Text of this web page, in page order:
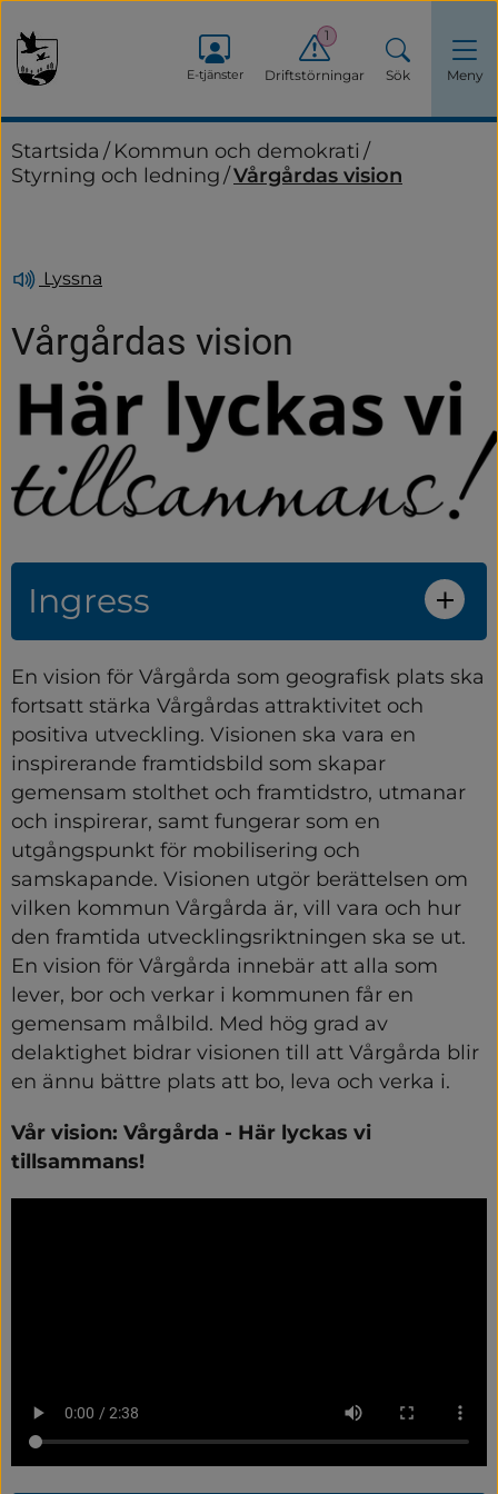
E-tjänster Driftstörningar
1
Sök Meny
Startsida / Kommun och demokrati/
Styrning och ledning/Vårgårdas vision
Lyssna
Vårgårdas vision
Ingress
En vision för Vårgårda som geografisk plats ska
fortsatt stärka Vårgårdas attraktivitet och
positiva utveckling. Visionen ska vara en
inspirerande framtidsbild som skapar
gemensam stolthet och framtidstro, utmanar
och inspirerar, samt fungerar som en
utgångspunkt för mobilisering och
samskapande. Visionen utgör berättelsen om
vilken kommun Vårgårda är, vill vara och hur
den framtida utvecklingsriktningen ska se ut.
En vision för Vårgårda innebär att alla som
lever, bor och verkar i kommunen får en
gemensam målbild. Med hög grad av
delaktighet bidrar visionen till att Vårgårda blir
en ännu bättre plats att bo, leva och verka i.
Vår vision: Vårgårda - Här lyckas vi
tillsammans!